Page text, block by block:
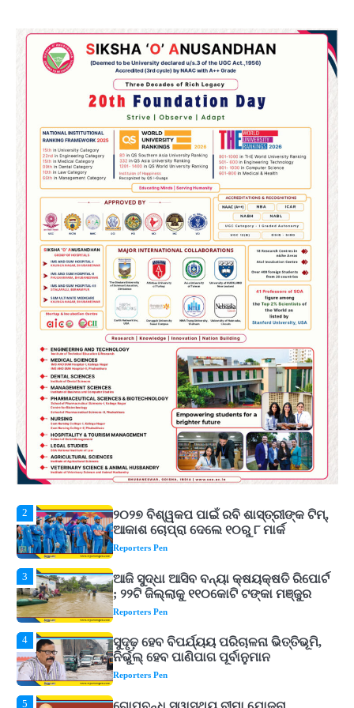
୨୦୨୭ ବିଶ୍ୱକପ ପାଇଁ ରବି ଶାସ୍ତ୍ରୀଙ୍କ ଟିମ୍,
ଆକାଶ ଚୋପ୍ରା ଦେଲେ ୧୦ରୁ ୮ ମାର୍କ
Reporters Pen
ଆଜି ସୁଦ୍ଧା ଆସିବ ବନ୍ୟା କ୍ଷୟକ୍ଷତି ରିପୋର୍ଟ
; ୨୨ଟି ଜିଲ୍ଲାକୁ ୧୧୦କୋଟି ଟଙ୍କା ମଞ୍ଜୁର
Reporters Pen
ସୁଦୃଢ଼ ହେବ ବିପର୍ଯ୍ୟୟ ପରିଚାଳନା ଭିତ୍ତିଭୂମି,
ନିର୍ଭୁଲ୍ ହେବ ପାଣିପାଗ ପୂର୍ବାନୁମାନ
Reporters Pen
ଗୋପବନ୍ଧୁ ସ୍ୱାସ୍ଥ୍ୟ ବୀମା ଯୋଜନା
ପରିବର୍ତ୍ତିତ ହେଲେ ଆନ୍ଦୋଳନ ତେଜିବ :
ଉତ୍କଳ ସାମ୍ବାଦିକ ସଂଘ
Reporters Pen
Shiva Mantras Sawan 2026: ଶ୍ରାବଣରେ
ନିୟମିତ ଜପ କରନ୍ତୁ ଭଗବାନ ଶିବଙ୍କ ଏହି
୩ଟି ଶକ୍ତିଶାଳୀ ମନ୍ତ୍ର, ଦୂର ହୋଇପାରେ
ଆର୍ଥିକ ସଙ୍କଟ
୨୦୨୭ ବିଶ୍ୱକପ ପାଇଁ ରବି ଶାସ୍ତ୍ରୀଙ୍କ ଟିମ୍,
ଆକାଶ ଚୋପ୍ରା ଦେଲେ ୧୦ରୁ ୮ ମାର୍କ
Reporters Pen
3
ଆଜି ସୁଦ୍ଧା ଆସିବ ବନ୍ୟା କ୍ଷୟକ୍ଷତି ରିପୋର୍ଟ
; ୨୨ଟି ଜିଲ୍ଲାକୁ ୧୧୦କୋଟି ଟଙ୍କା ମଞ୍ଜୁର
Reporters Pen
4
ସୁଦୃଢ଼ ହେବ ବିପର୍ଯ୍ୟୟ ପରିଚାଳନା ଭିତ୍ତିଭୂମି,
ନିର୍ଭୁଲ୍ ହେବ ପାଣିପାଗ ପୂର୍ବାନୁମାନ
Reporters Pen
5
ଗୋପବନ୍ଧୁ ସ୍ୱାସ୍ଥ୍ୟ ବୀମା ଯୋଜନା
ପରିବର୍ତ୍ତିତ ହେଲେ ଆନ୍ଦୋଳନ ତେଜିବ :
ଉତ୍କଳ ସାମ୍ବାଦିକ ସଂଘ
Reporters Pen
1